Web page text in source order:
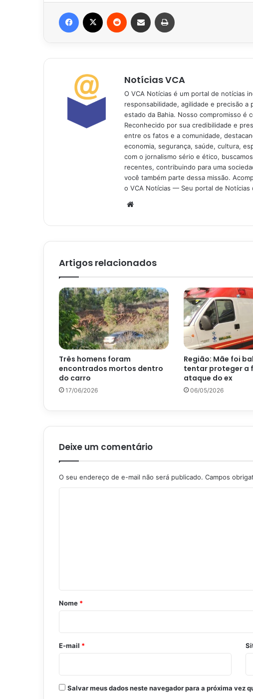
Facebook Reddit Compartilhar via e-mail
Notícias VCA
O VCA Notícias é um portal de notícias
responsabilidade, agilidade e precisão
estado da Bahia. Nosso compromisso é
Reconhecido por sua credibilidade e
entre os fatos e a comunidade,
economia, segurança, saúde, cultura,
com o jornalismo sério e ético,
recentes, contribuindo para uma
você também parte dessa missão.
o VCA Notícias — Seu portal de Notícias
Artigos relacionados
Três homens foram
encontrados mortos dentro
do carro
17/06/2026
Região: Mãe foi
tentar proteger a
ataque do ex
06/05/2026
Deixe um comentário
O seu endereço de e-mail não será publicado. Campos
r
o
*
Nome *
E-mail *
Salvar meus dados neste navegador para a próxima vez